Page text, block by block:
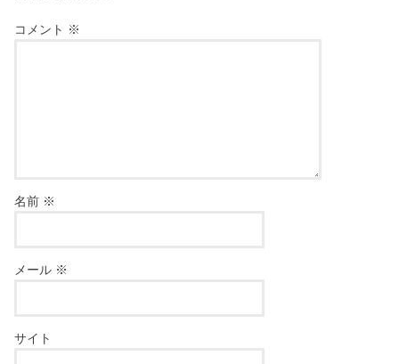
コメント ※
名前 ※
メール ※
サイト